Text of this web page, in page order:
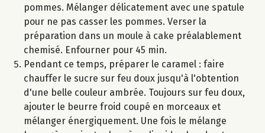
pommes. Mélanger délicatement avec une spatule
pour ne pas casser les pommes. Verser la
préparation dans un moule à cake préalablement
chemisé. Enfourner pour 45 min.
Pendant ce temps, préparer le caramel : faire
chauffer le sucre sur feu doux jusqu'à l'obtention
d'une belle couleur ambrée. Toujours sur feu doux,
ajouter le beurre froid coupé en morceaux et
mélanger énergiquement. Une fois le mélange